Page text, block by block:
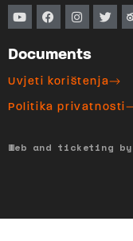
Documents
Uvjeti korištenja
Politika privatnosti
Web and ticketing by